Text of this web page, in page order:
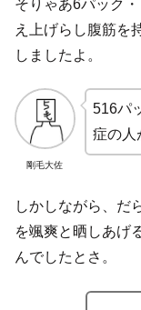
そりゃあ6パック
え上げらし腹筋を
しましたよ。
剛毛大佐
516パ
症の人
しかしながら、だ
を颯爽と晒しあげ
んでしたとさ。